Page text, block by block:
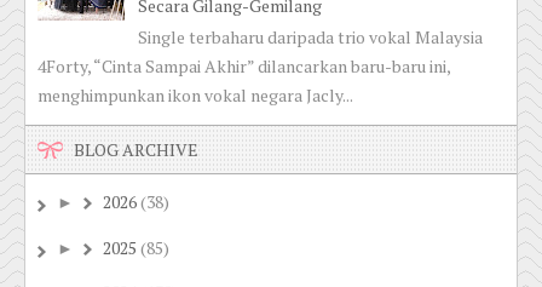
Secara Gilang-Gemilang
Single terbaharu daripada trio vokal Malaysia
4Forty, “Cinta Sampai Akhir” dilancarkan baru-baru ini,
menghimpunkan ikon vokal negara Jacly...
BLOG ARCHIVE
► 2026(38)
► 2025 (85)